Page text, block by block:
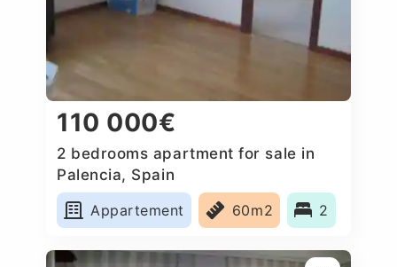
110 000€
2 bedrooms apartment for sale in
Palencia, Spain
Appartement
60m2 2